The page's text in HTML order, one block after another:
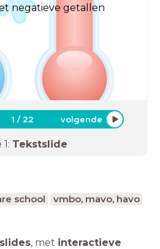
negatieve getallen
1 /22 volgende
1: Tekstslide
school
vmbo, mavo, havo
, met interactieve